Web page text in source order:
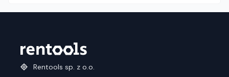
Rentools sp. z o.o.